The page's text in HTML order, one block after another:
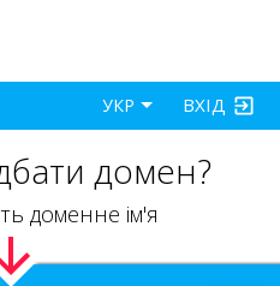
ВХІД
УКР
домен?
доменне ім'я